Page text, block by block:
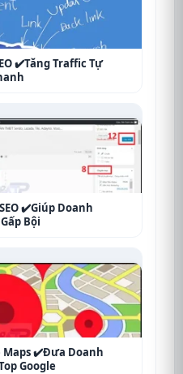
✔️Tăng Traffic Tự
✔️Giúp Doanh
Bội
Maps ✔️Đưa Doanh
Google